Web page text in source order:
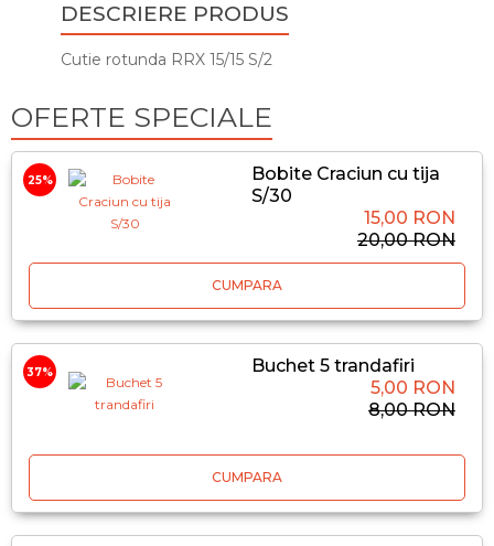
DESCRIERE PRODUS
Cutie rotunda RRX 15/15 S/2
OFERTE SPECIALE
25%
Bobite Craciun cu tija
S/30
15,00 RON
20,00 RON
CUMPARA
37%
Buchet 5 trandafiri
5,00 RON
8,00 RON
CUMPARA